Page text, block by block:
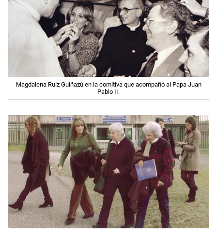
Magdalena Ruíz Guiñazú en la comitiva que acompañó al Papa Juan
Pablo II.